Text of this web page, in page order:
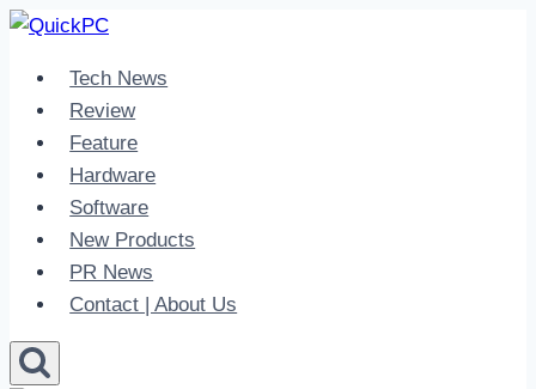
Skip
contentTech News
Review
Feature
Hardware
Software
New Products
PR News
Contact | About Us